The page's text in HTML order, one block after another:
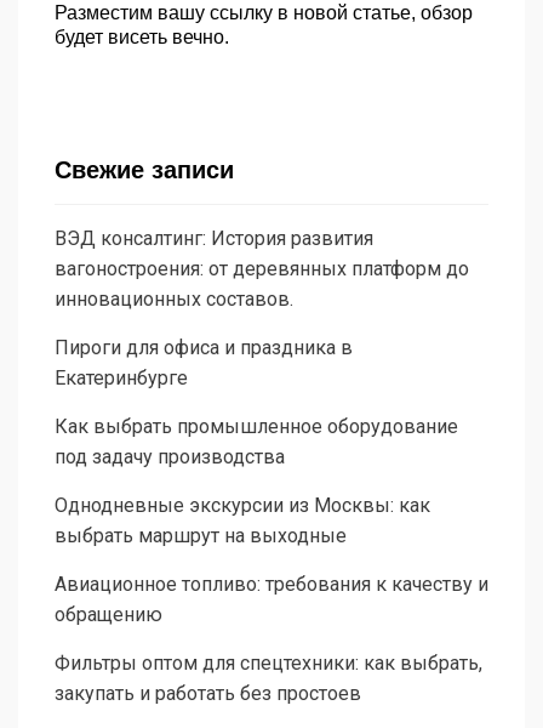
Разместим вашу ссылку в новой статье, обзор
будет висеть вечно.
Свежие записи
ВЭД консалтинг: История развития
вагоностроения: от деревянных платформ до
инновационных составов.
Пироги для офиса и праздника в
Екатеринбурге
Как выбрать промышленное оборудование
под задачу производства
Однодневные экскурсии из Москвы: как
выбрать маршрут на выходные
Авиационное топливо: требования к качеству и
обращению
Фильтры оптом для спецтехники: как выбрать,
закупать и работать без простоев